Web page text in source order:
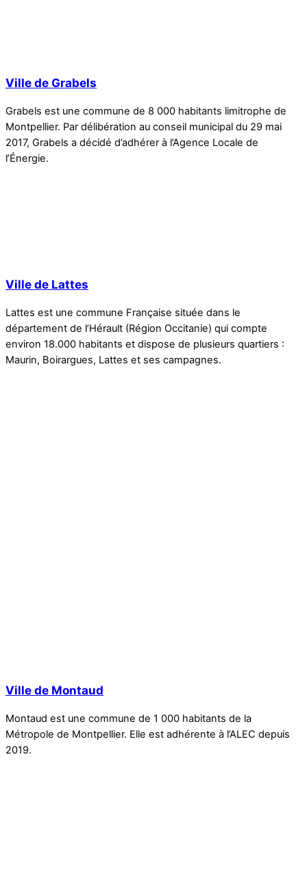
Ville de Grabels
Grabels est une commune de 8 000 habitants limitrophe de
Montpellier. Par délibération au conseil municipal du 29 mai
2017, Grabels a décidé d’adhérer à l’Agence Locale de
l’Énergie.
Ville de Lattes
Lattes est une commune Française située dans le
département de l’Hérault (Région Occitanie) qui compte
environ 18.000 habitants et dispose de plusieurs quartiers :
Maurin, Boirargues, Lattes et ses campagnes.
Ville de Montaud
Montaud est une commune de 1 000 habitants de la
Métropole de Montpellier. Elle est adhérente à l’ALEC depuis
2019.